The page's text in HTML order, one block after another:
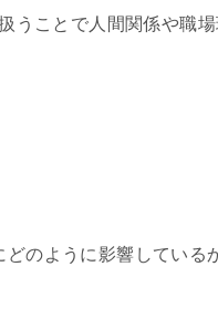
うことで人間関係や職
のように影響している